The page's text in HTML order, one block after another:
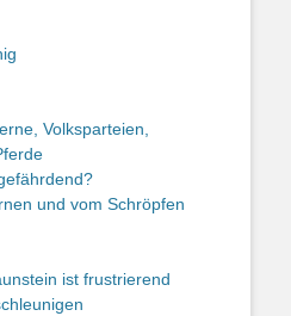
Volksparteien,
und vom Schröpfen
ist frustrierend